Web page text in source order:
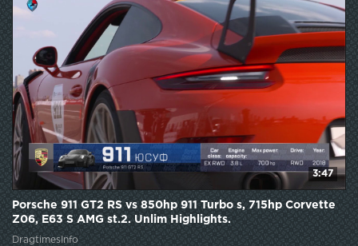
3:47
Porsche 911 GT2 RS vs 850hp 911 Turbo s, 715hp Corvette
Z06, E63 S AMG st.2. Unlim Highlights.
DragtimesInfo